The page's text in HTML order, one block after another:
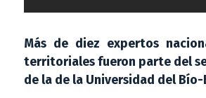
Más de diez expertos
territoriales fueron parte del
de la de la Universidad del Bío-